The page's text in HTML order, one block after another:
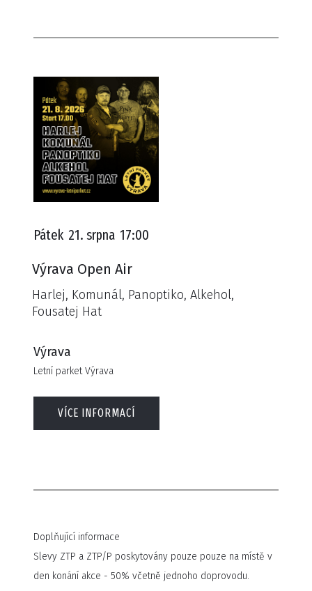
Pátek 21. srpna 17:00
Výrava Open Air
Harlej, Komunál, Panoptiko, Alkehol,
Fousatej Hat
Výrava
Letní parket Výrava
VÍCE INFORMACÍ
Doplňující informace
Slevy ZTP a ZTP/P poskytovány pouze pouze na místě v
den konání akce - 50% včetně jednoho doprovodu.